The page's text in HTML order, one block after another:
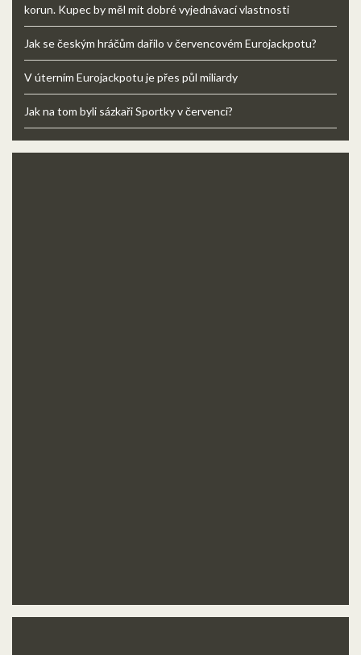
korun. Kupec by měl mít dobré vyjednávací vlastnosti
Jak se českým hráčům dařilo v červencovém Eurojackpotu?
V úterním Eurojackpotu je přes půl miliardy
Jak na tom byli sázkaři Sportky v červenci?